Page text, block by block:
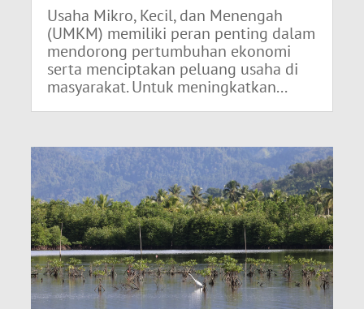
Usaha Mikro, Kecil, dan Menengah
(UMKM) memiliki peran penting dalam
mendorong pertumbuhan ekonomi
serta menciptakan peluang usaha di
masyarakat. Untuk meningkatkan...